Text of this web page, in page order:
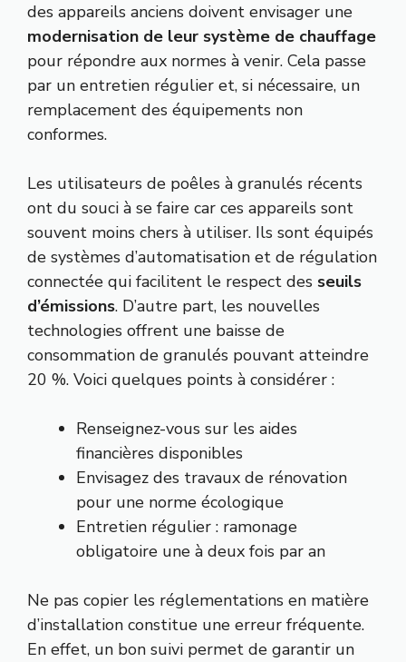
des appareils anciens doivent envisager une
modernisation de leur système de chauffage
pour répondre aux normes à venir. Cela passe
par un entretien régulier et, si nécessaire, un
remplacement des équipements non
conformes.
Les utilisateurs de poêles à granulés récents
ont du souci à se faire car ces appareils sont
souvent moins chers à utiliser. Ils sont équipés
de systèmes d’automatisation et de régulation
connectée qui facilitent le respect des seuils
d’émissions. D’autre part, les nouvelles
technologies offrent une baisse de
consommation de granulés pouvant atteindre
20 %. Voici quelques points à considérer :
Renseignez-vous sur les aides
financières disponibles
Envisagez des travaux de rénovation
pour une norme écologique
Entretien régulier : ramonage
obligatoire une à deux fois par an
Ne pas copier les réglementations en matière
d’installation constitue une erreur fréquente.
En effet, un bon suivi permet de garantir un